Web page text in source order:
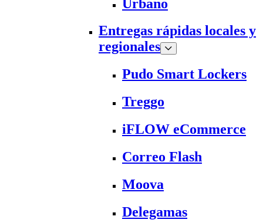
Urbano
Entregas rápidas locales y
regionales
Pudo Smart Lockers
Treggo
iFLOW eCommerce
Correo Flash
Moova
Delegamas